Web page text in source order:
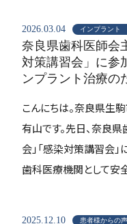
2026.03.04 インプラント
奈良県歯科医師会
対策講習会」に参
ンプラント治療の
こんにちは。奈良県生
有山です。先日、奈良
会」「感染対策講習会」
歯科医療機関として安
2025.12.10 患者様からの声